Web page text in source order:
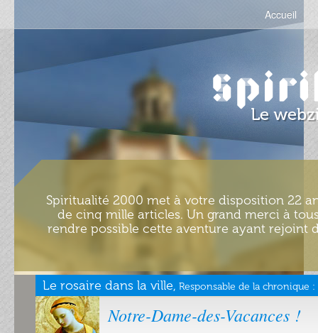
Accueil
Spiritualité 2000 met à votre disposition 22
de cinq mille articles. Un grand merci à
rendre possible cette aventure ayant rejoint
Le rosaire dans la ville, Responsable de la chronique :
Notre-Dame-des-Vacances !